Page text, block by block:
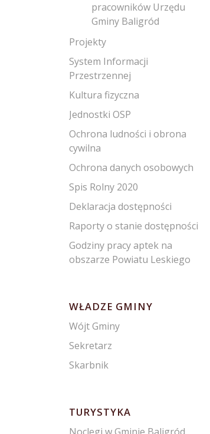
pracowników Urzędu
Gminy Baligród
Projekty
System Informacji
Przestrzennej
Kultura fizyczna
Jednostki OSP
Ochrona ludności i obrona
cywilna
Ochrona danych osobowych
Spis Rolny 2020
Deklaracja dostępności
Raporty o stanie dostępności
Godziny pracy aptek na
obszarze Powiatu Leskiego
WŁADZE GMINY
Wójt Gminy
Sekretarz
Skarbnik
TURYSTYKA